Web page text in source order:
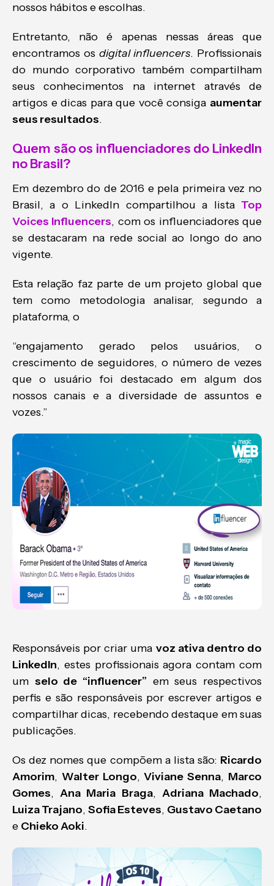
nossos hábitos e escolhas.
Entretanto, não é apenas nessas áreas que
encontramos os digital influencers. Profissionais
do mundo corporativo também compartilham
seus conhecimentos na internet através de
artigos e dicas para que você consiga aumentar
seus resultados.
Quem são os influenciadores do LinkedIn
no Brasil?
Em dezembro do de 2016 e pela primeira vez no
Brasil, a o LinkedIn compartilhou a lista Top
Voices Influencers, com os influenciadores que
se destacaram na rede social ao longo do ano
vigente.
Esta relação faz parte de um projeto global que
tem como metodologia analisar, segundo a
plataforma, o
“engajamento gerado pelos usuários, o
crescimento de seguidores, o número de vezes
que o usuário foi destacado em algum dos
nossos canais e a diversidade de assuntos e
vozes.”
Responsáveis por criar uma voz ativa dentro do
LinkedIn, estes profissionais agora contam com
um selo de “influencer” em seus respectivos
perfis e são responsáveis por escrever artigos e
compartilhar dicas, recebendo destaque em suas
publicações.
Os dez nomes que compõem a lista são: Ricardo
Amorim, Walter Longo,Viviane Senna, Marco
Gomes,Ana Maria Braga, Adriana Machado,
Luiza Trajano, Sofia Esteves, Gustavo Caetano
e Chieko Aoki.